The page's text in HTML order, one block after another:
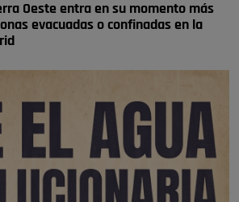
Oeste entra en su momento más
evacuadas o confinadas en la